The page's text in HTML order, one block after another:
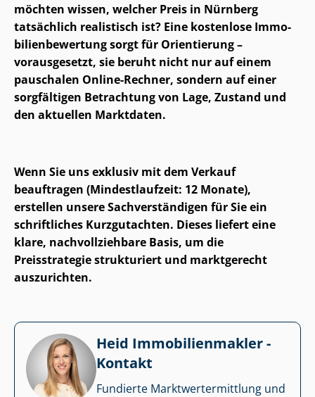
möchten wissen, welcher Preis in Nürnberg
tatsächlich realistisch ist? Eine kostenlose Im­mo­
bi­li­en­be­wer­tung sorgt für Orientierung –
vorausgesetzt, sie beruht nicht nur auf einem
pauschalen Online-Rechner, sondern auf einer
sorgfältigen Betrachtung von Lage, Zustand und
den aktuellen Marktdaten.
Wenn Sie uns exklusiv mit dem Verkauf
beauftragen (Mindestlaufzeit: 12 Monate),
erstellen unsere Sach­ver­stän­di­gen für Sie ein
schriftliches Kurzgutachten. Dieses liefert eine
klare, nach­voll­zieh­ba­re Basis, um die
Preisstrategie strukturiert und marktgerecht
auszurichten.
Heid Im­mo­bi­li­en­mak­ler -
Kontakt
Fundierte Markt­wert­ermitt­lung und